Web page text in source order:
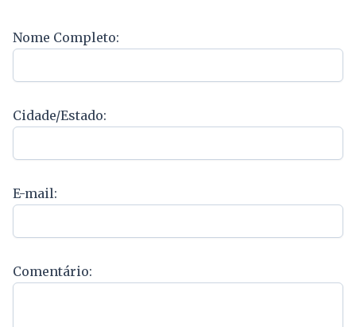
Nome Completo:
Cidade/Estado:
E-mail:
Comentário: